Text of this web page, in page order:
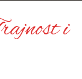
i